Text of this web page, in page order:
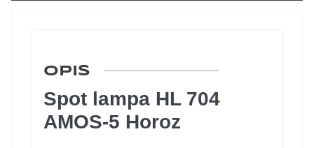
OPIS
Spot lampa HL 704
AMOS-5 Horoz